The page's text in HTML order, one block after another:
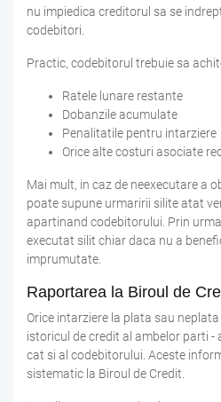
nu impiedica creditorul sa se
codebitori.
Practic, codebitorul trebuie sa
Ratele lunare restante
Dobanzile acumulate
Penalitatile pentru intarziere
Orice alte costuri asociate
Mai mult, in caz de neexecutare a
poate supune urmaririi silite atat
apartinand codebitorului. Prin
executat silit chiar daca nu a
imprumutate.
Raportarea la Biroul de
Orice intarziere la plata sau
istoricul de credit al ambelor parti
cat si al codebitorului. Aceste
sistematic la Biroul de Credit.